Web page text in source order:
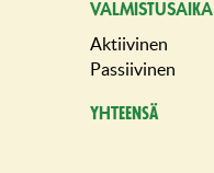
VALMISTUSAIKA
Aktiivinen
Passiivinen
Yhteensä